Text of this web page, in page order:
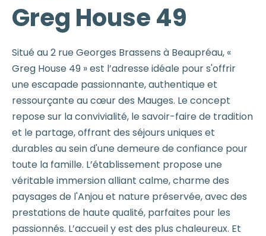
Greg House 49
Situé au 2 rue Georges Brassens à Beaupréau, «
Greg House 49 » est l’adresse idéale pour s'offrir
une escapade passionnante, authentique et
ressourçante au cœur des Mauges. Le concept
repose sur la convivialité, le savoir-faire de tradition
et le partage, offrant des séjours uniques et
durables au sein d'une demeure de confiance pour
toute la famille. L’établissement propose une
véritable immersion alliant calme, charme des
paysages de l'Anjou et nature préservée, avec des
prestations de haute qualité, parfaites pour les
passionnés. L’accueil y est des plus chaleureux. Et